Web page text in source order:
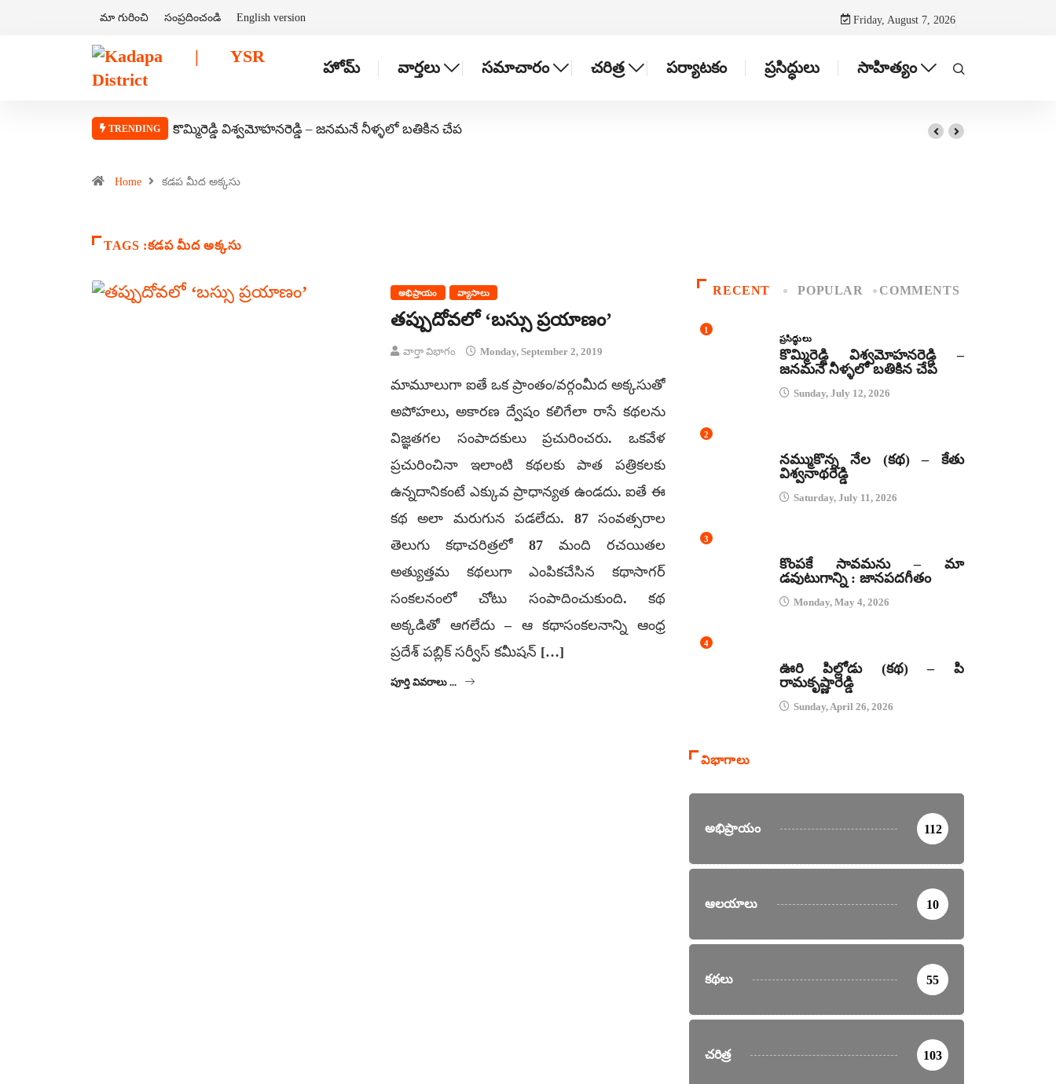
మా గురించి సంప్రదించండి English version Friday, August 7, 2026
హోమ్ వార్తలు సమాచారం చరిత్ర పర్యాటకం ప్రసిద్ధులు సాహిత్యం
TRENDING కొమ్మిరెడ్డి విశ్వమోహనరెడ్డి – జనమనే నీళ్ళలో బతికిన చేప
Home కడప మీద అక్కసు
TAGS :కడప మీద అక్కసు
అభిప్రాయం వ్యాసాలు
తప్పుదోవలో ‘బస్సు ప్రయాణం’
వార్తా విభాగం Monday, September 2, 2019
మామూలుగా ఐతే ఒక ప్రాంతం/వర్గంమీద అక్కసుతో
అపోహలు, అకారణ ద్వేషం కలిగేలా రాసే కథలను
విజ్ఞతగల సంపాదకులు ప్రచురించరు. ఒకవేళ
ప్రచురించినా ఇలాంటి కథలకు పాత పత్రికలకు
ఉన్నదానికంటే ఎక్కువ ప్రాధాన్యత ఉండదు. ఐతే ఈ
కథ అలా మరుగున పడలేదు. 87 సంవత్సరాల
తెలుగు కథాచరిత్రలో 87 మంది రచయితల
అత్యుత్తమ కథలుగా ఎంపికచేసిన కథాసాగర్
సంకలనంలో చోటు సంపాదించుకుంది. కథ
అక్కడితో ఆగలేదు – ఆ కథాసంకలనాన్ని ఆంధ్ర
ప్రదేశ్ పబ్లిక్ సర్వీస్ కమీషన్ […]
పూర్తి వివరాలు ...
RECENT POPULAR COMMENTS
1
ప్రసిద్ధులు
కొమ్మిరెడ్డి విశ్వమోహనరెడ్డి –
జనమనే నీళ్ళలో బతికిన చేప
Sunday, July 12, 2026
2
నమ్ముకొన్న నేల (కథ) – కేతు
విశ్వనాథరెడ్డి
Saturday, July 11, 2026
3
కొంపకే సావమను – మా
డవుటుగాన్ని : జానపదగీతం
Monday, May 4, 2026
4
ఊరి పిల్లోడు (కథ) – పి
రామకృష్ణారెడ్డి
Sunday, April 26, 2026
విభాగాలు
అభిప్రాయం 112
ఆలయాలు 10
కథలు 55
చరిత్ర 103